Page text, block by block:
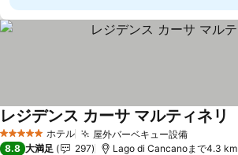
5 ホテルのランク
ホテル 屋外バーベキュー設備
レジデンス カーサ マルティネリ
8.8 大満足 297 Lago di Cancanoまで4.3 km